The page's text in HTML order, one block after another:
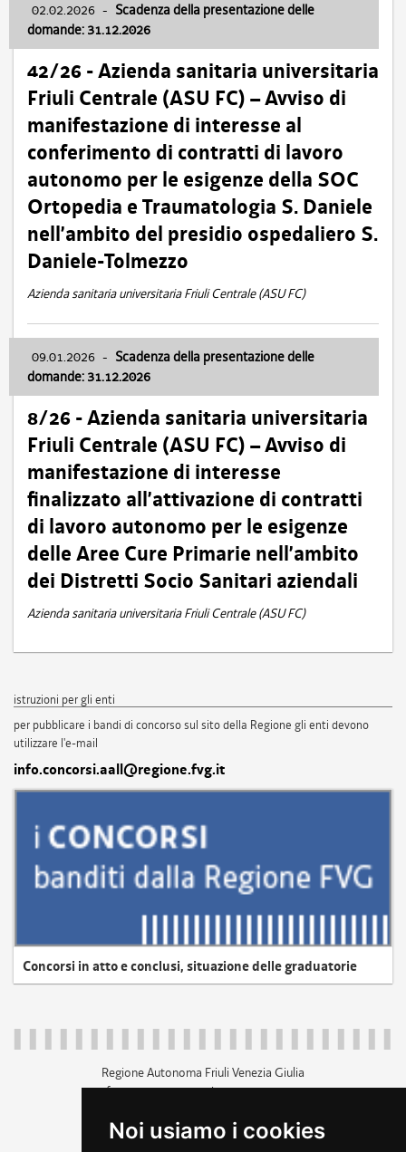
Noi usiamo i cookies
02.02.2026 - Scadenza della presentazione delle
domande: 31.12.2026
42/26 - Azienda sanitaria universitaria
Friuli Centrale (ASU FC) – Avviso di
manifestazione di interesse al
conferimento di contratti di lavoro
autonomo per le esigenze della SOC
Ortopedia e Traumatologia S. Daniele
nell’ambito del presidio ospedaliero S.
Daniele-Tolmezzo
Azienda sanitaria universitaria Friuli Centrale (ASU FC)
09.01.2026 - Scadenza della presentazione delle
domande: 31.12.2026
8/26 - Azienda sanitaria universitaria
Friuli Centrale (ASU FC) – Avviso di
manifestazione di interesse
finalizzato all’attivazione di contratti
di lavoro autonomo per le esigenze
delle Aree Cure Primarie nell’ambito
dei Distretti Socio Sanitari aziendali
Azienda sanitaria universitaria Friuli Centrale (ASU FC)
istruzioni per gli enti
per pubblicare i bandi di concorso sul sito della Regione gli enti devono
utilizzare l'e-mail
info.concorsi.aall@regione.fvg.it
Concorsi in atto e conclusi, situazione delle graduatorie
Regione Autonoma Friuli Venezia Giulia
c.f. 80014930327; p.iva 00526040324
+39 040 3771111